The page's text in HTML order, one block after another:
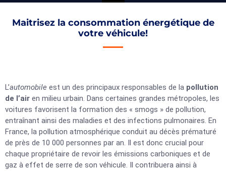
Maitrisez la consommation énergétique de
votre véhicule!
L’automobile est un des principaux responsables de la pollution
de l’air en milieu urbain. Dans certaines grandes métropoles, les
voitures favorisent la formation des « smogs » de pollution,
entraînant ainsi des maladies et des infections pulmonaires. En
France, la pollution atmosphérique conduit au décès prématuré
de près de 10 000 personnes par an. Il est donc crucial pour
chaque propriétaire de revoir les émissions carboniques et de
gaz à effet de serre de son véhicule. Il contribuera ainsi à